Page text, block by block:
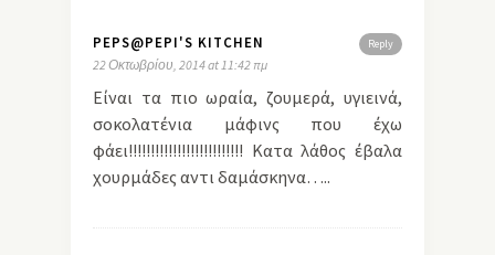
Reply
PEPS@PEPI'S KITCHEN
22 Οκτωβρίου, 2014 at 11:42 πμ
Είναι τα πιο ωραία, ζουμερά, υγιεινά,
σοκολατένια μάφινς που έχω
φάει!!!!!!!!!!!!!!!!!!!!!!!!!! Κατα λάθος έβαλα
χουρμάδες αντι δαμάσκηνα…..